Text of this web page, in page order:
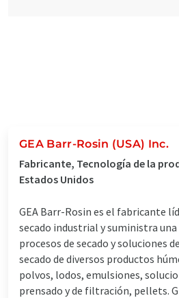
GEA Barr-Rosin (USA) Inc.
Fabricante, Tecnología de la
Estados Unidos
GEA Barr-Rosin es el fabricante
secado industrial y suministra
procesos de secado y soluciones
secado de diversos productos
polvos, lodos, emulsiones,
prensado y de filtración, pellets.